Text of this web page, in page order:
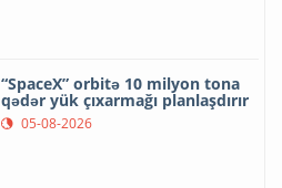
“SpaceX” orbitə 10 milyon tona
qədər yük çıxarmağı planlaşdırır
05-08-2026